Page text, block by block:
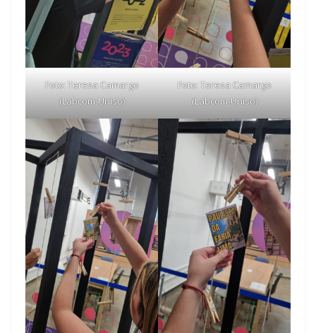
Foto: Teresa Camargo
(Labcom-Uniso)
Foto: Teresa Camargo
(Labcom-Uniso)